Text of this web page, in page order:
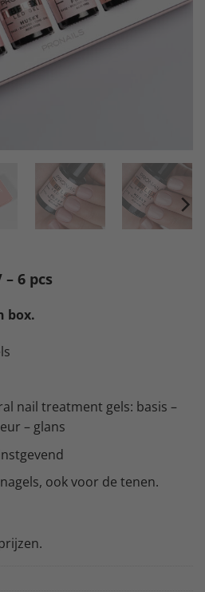
– 6 pcs
box.
nail treatment gels: basis –
– glans
ook voor de tenen.